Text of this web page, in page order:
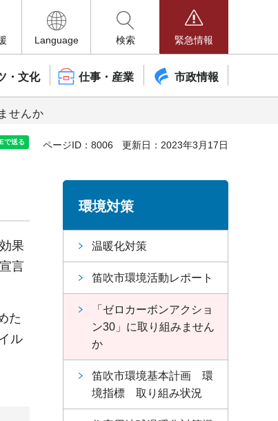
Language 検索 緊急情報
・文化 仕事・産業 市政情報
せんか
ページID：8006 更新日：2023年3月17日
果
言
た
ル
環境対策
温暖化対策
笛吹市環境活動レポート
「ゼロカーボンアクショ
ン30」に取り組みません
か
笛吹市環境基本計画 環
境指標 取り組み状況